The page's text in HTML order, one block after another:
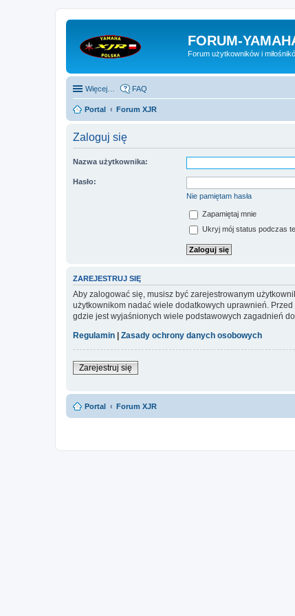
FORUM-
Forum użytkowników i
Więcej… FAQ
Portal Forum XJR
Zaloguj się
Nazwa użytkownika:
Hasło:
Nie pamiętam hasła
Zapamiętaj mnie
Ukryj mój status podczas
ZAREJESTRUJ SIĘ
Aby zalogować się, musisz być zarejestrowanym
użytkownikom nadać wiele dodatkowych uprawnień.
gdzie jest wyjaśnionych wiele podstawowych zagadnień
Regulamin
Zasady ochrony danych osobowych
Zarejestruj się
Portal Forum XJR